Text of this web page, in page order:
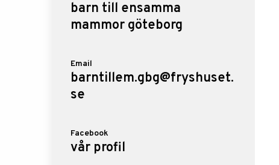
barn till ensamma
mammor göteborg
Email
barntillem.gbg@fryshuset.
se
Facebook
vår profil